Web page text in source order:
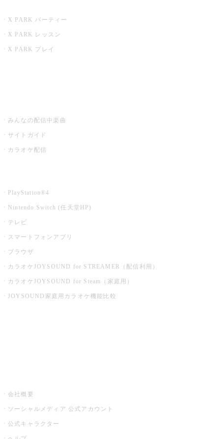
X PARK パーティー
X PARK レッスン
X PARK プレイ
みんなの配信中楽曲
サイトガイド
カラオケ配信
PlayStation®4
Nintendo Switch (任天堂HP)
テレビ
スマートフォンアプリ
ブラウザ
カラオケJOYSOUND for STREAMER（配信利用）
カラオケJOYSOUND for Steam（家庭用）
JOYSOUND家庭用カラオケ機能比較
会社概要
ソーシャルメディア 公式アカウント
公式キャラクター